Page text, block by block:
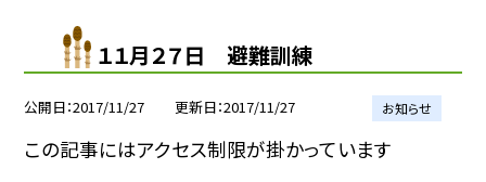
１１月２７日 避難訓練
公開日 2017/11/27 更新日 2017/11/27 お知らせ
この記事にはアクセス制限が掛かっています